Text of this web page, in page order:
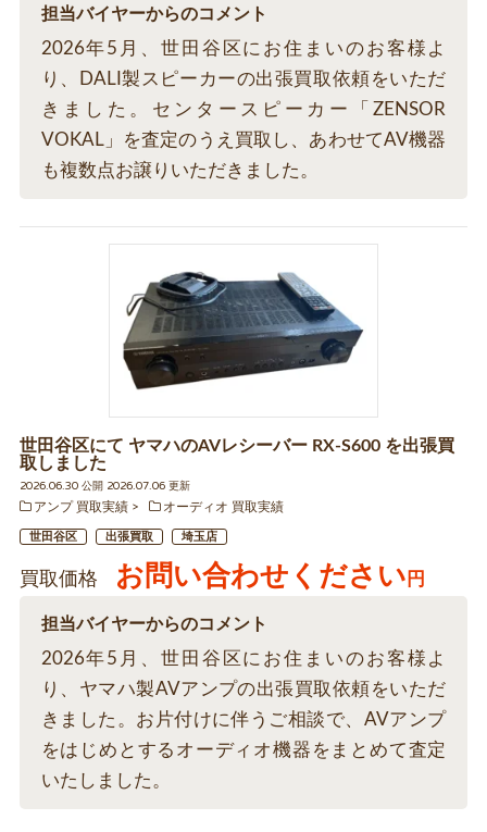
担当バイヤーからのコメント
2026年5月、世田谷区にお住まいのお客様よ
り、DALI製スピーカーの出張買取依頼をいただ
きました。センタースピーカー「ZENSOR
VOKAL」を査定のうえ買取し、あわせてAV機器
も複数点お譲りいただきました。
世田谷区にて ヤマハのAVレシーバー RX-S600 を出張買
取しました
2026.06.30 公開 2026.07.06 更新
アンプ 買取実績
オーディオ 買取実績
世田谷区 出張買取 埼玉店
買取価格 お問い合わせください 円
担当バイヤーからのコメント
2026年5月、世田谷区にお住まいのお客様よ
り、ヤマハ製AVアンプの出張買取依頼をいただ
きました。お片付けに伴うご相談で、AVアンプ
をはじめとするオーディオ機器をまとめて査定
いたしました。